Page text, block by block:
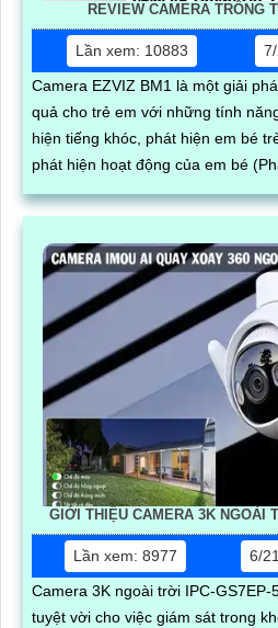
REVIEW CAMERA TRÔNG
Lần xem: 10883
Camera EZVIZ BM1 là một giải
quả cho trẻ em với những tính
hiện tiếng khóc, phát hiện em bé
phát hiện hoạt động của em bé
minh).
GIỚI THIỆU CAMERA 3K NGOÀI
Lần xem: 8977
6/
Camera 3K ngoài trời IPC-
tuyệt vời cho việc giám sát trong không